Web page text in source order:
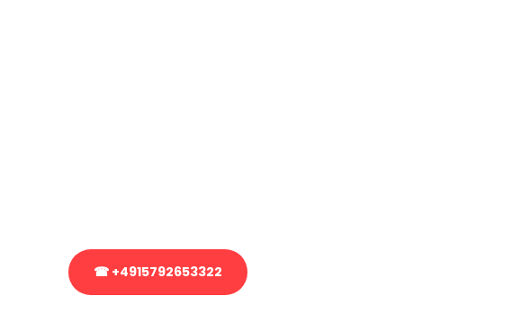
☎ +4915792653322